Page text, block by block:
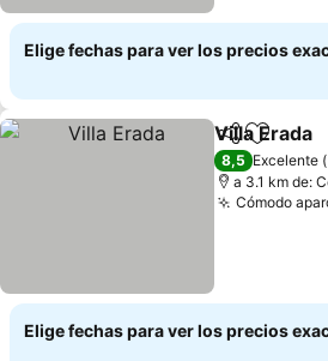
Elige fechas para ver los precios
Compartir
Villa Erada
8,5 Excelente
a 3.1 km de:
Cómodo
Elige fechas para ver los precios